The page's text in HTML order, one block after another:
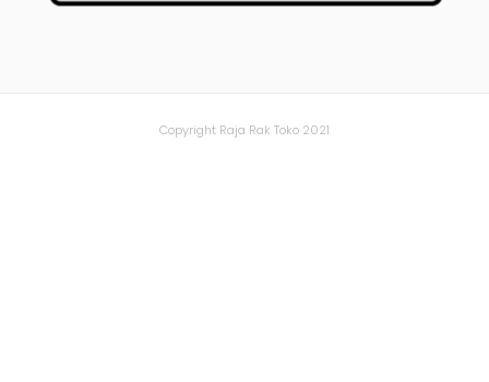
Copyright Raja Rak Toko 2021